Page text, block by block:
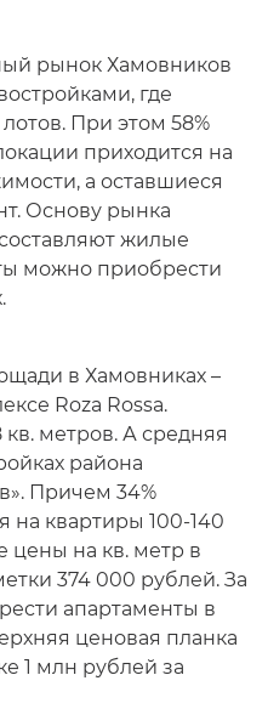
рынок Хамовников
где
При этом 58%
приходится на
а оставшиеся
Основу рынка
жилые
можно приобрести
в Хамовниках –
Roza Rossa.
метров. А средняя
района
Причем 34%
на квартиры 100-140
цены на кв. метр в
374 000 рублей. За
апартаменты в
ценовая планка
1 млн рублей за